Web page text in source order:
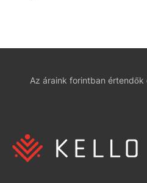
Az áraink forintban